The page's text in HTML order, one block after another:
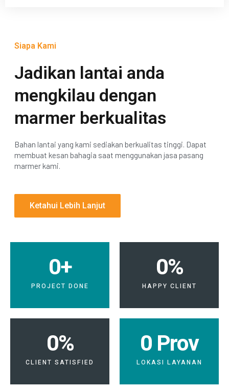
Siapa Kami
Jadikan lantai anda
mengkilau dengan
marmer berkualitas
Bahan lantai yang kami sediakan berkualitas tinggi. Dapat
membuat kesan bahagia saat menggunakan jasa pasang
marmer kami.
Ketahui Lebih Lanjut
PROJECT DONE
0+
HAPPY CLIENT
0%
CLIENT SATISFIED
0%
LOKASI LAYANAN
0 Prov